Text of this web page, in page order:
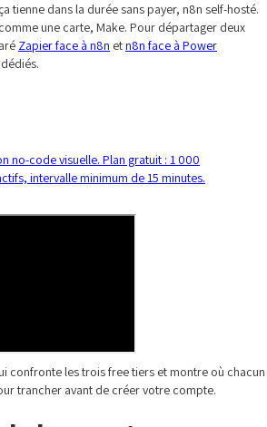
tienne dans la durée sans payer, n8n self-hosté.
une carte, Make. Pour départager deux
Zapier face à n8n etn8n face à Power
no-code visuelle. Plan gratuit : 1 000
intervalle minimum de 15 minutes.
confronte les trois free tiers et montre où chacun
trancher avant de créer votre compte.